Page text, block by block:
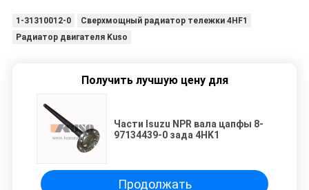
1-31310012-0
Сверхмощный радиатор тележки 4HF1
Радиатор двигателя Kuso
Получить лучшую цену для
Части Isuzu NPR вала цапфы 8-
97134439-0 зада 4HK1
Продолжать